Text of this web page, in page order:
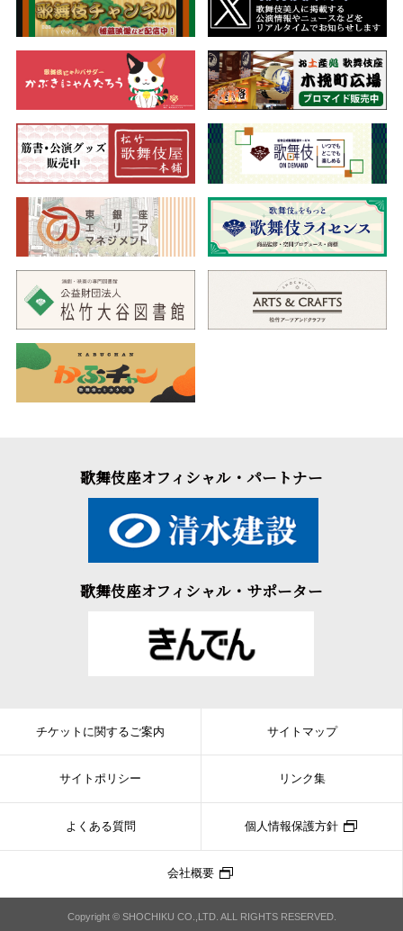
歌舞伎座オフィシャル・パートナー
歌舞伎座オフィシャル・サポーター
チケットに関するご案内 サイトマップ
サイトポリシー リンク集
よくある質問 個人情報保護方針
会社概要
Copyright © SHOCHIKU CO.,LTD. ALL RIGHTS RESERVED.